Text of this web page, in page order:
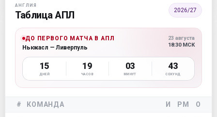
АНГЛИЯ
Таблица АПЛ 2026/27
ДО ПЕРВОГО МАТЧА В АПЛ
Ньюкасл — Ливерпуль
23 августа
18:30 МСК
15
ДНЕЙ
19
ЧАСОВ
03
МИНУТ
42
СЕКУНД
# КОМАНДА И РМ О